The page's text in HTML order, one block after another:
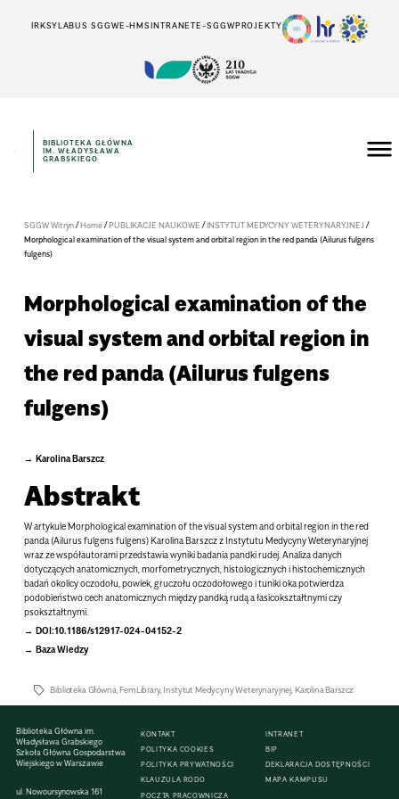
IRKSYLABUS SGGWE-HMSINTRANETE-SGGWPROJEKTY
BIBLIOTEKA GŁÓWNA
IM. WŁADYSŁAWA
GRABSKIEGO
SGGW Witryn/Home/PUBLIKACJE NAUKOWE /INSTYTUT MEDYCYNY WETERYNARYJNEJ /
Morphological examination of the visual system and orbital region in the red panda (Ailurus fulgens
fulgens)
Morphological examination of the
visual system and orbital region in
the red panda (Ailurus fulgens
fulgens)
Karolina Barszcz
Abstrakt
W artykule Morphological examination of the visual system and orbital region in the red
panda (Ailurus fulgens fulgens) Karolina Barszcz z Instytutu Medycyny Weterynaryjnej
wraz ze współautorami przedstawia wyniki badania pandki rudej. Analiza danych
dotyczących anatomicznych, morfometrycznych, histologicznych i histochemicznych
badań okolicy oczodołu, powiek, gruczołu oczodołowego i tuniki oka potwierdza
podobieństwo cech anatomicznych między pandką rudą a łasicokształtnymi czy
psokształtnymi.
DOI:10.1186/s12917-024-04152-2
Baza Wiedzy
Biblioteka Główna,FemLibrary,Instytut Medycyny Weterynaryjnej,Karolina Barszcz
Biblioteka Główna im.
Władysława Grabskiego
Szkoła Główna Gospodarstwa
Wiejskiego w Warszawie
ul. Nowoursynowska 161
KONTAKT
POLITYKA COOKIES
POLITYKA PRYWATNOŚCI
KLAUZULA RODO
POCZTA PRACOWNICZA
INTRANET
BIP
DEKLARACJA DOSTĘPNOŚCI
MAPA KAMPUSU